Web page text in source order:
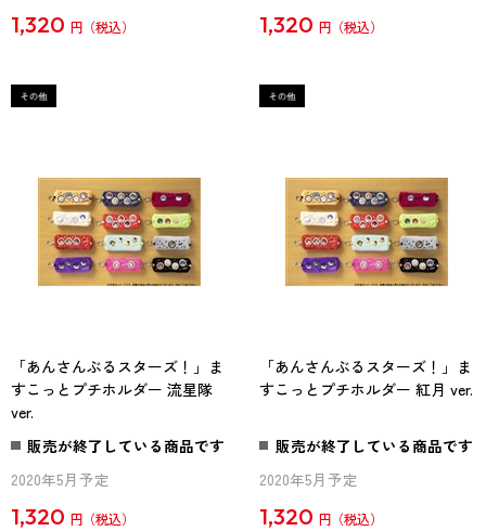
1,320 円 1,320 円
「あんさんぶるスターズ！」ま
すこっとプチホルダー 流星隊
ver.
販売が終了している商品です
2020年5月予定
1,320 円
「あんさんぶるスターズ！」ま
すこっとプチホルダー 紅月 ver.
販売が終了している商品です
2020年5月予定
1,320 円